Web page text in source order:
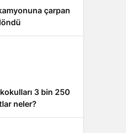
çarpan
3 bin 250
neler?